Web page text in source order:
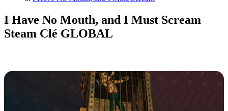
I Have No Mouth, and I Must Scream
Steam Clé GLOBAL